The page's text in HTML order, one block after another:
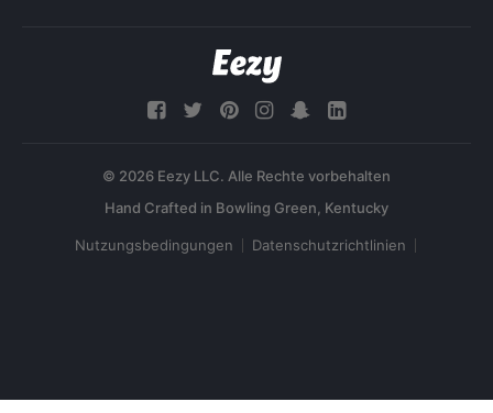
© 2026 Eezy LLC. Alle Rechte vorbehalten
Nutzungsbedingungen Datenschutzrichtlinien